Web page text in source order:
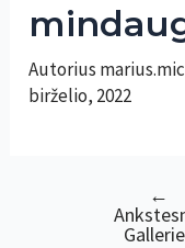
Autorius
birželio, 2022
←